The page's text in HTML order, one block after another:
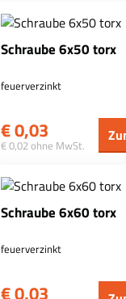
Schraube 6x50 torx
feuerverzinkt
€0,03
€ 0,02 ohne MwSt.
Schraube 6x60 torx
feuerverzinkt
€0,03